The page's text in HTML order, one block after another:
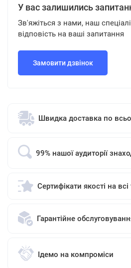
У вас залишились
Зв'яжіться з нами, наш
відповість на ваші запитання
Замовити дзвінок
Швидка доставка по
99% нашої аудиторії
Сертифікати якості на
Гарантійне
Ідемо на компроміси